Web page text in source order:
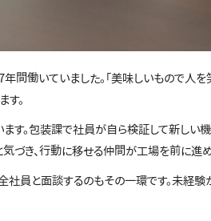
間働いていました。「美味しいもので人
。
。包装課で社員が自ら検証して新しい
気づき、行動に移せる仲間が工場を前に進
社員と面談するのもその一環です。未経